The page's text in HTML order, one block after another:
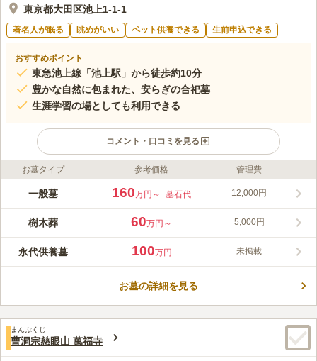
東京都大田区池上1-1-1
著名人が眠る 眺めがいい ペット供養できる 生前申込できる
おすすめポイント
東急池上線「池上駅」から徒歩約10分
豊かな自然に包まれた、安らぎの合祀墓
生涯学習の場としても利用できる
コメント・口コミを見る
ライフドット編集部のコメント
池上本門寺は、東京都大田区にある日蓮宗の大本山です。日蓮宗
とし、古くより由緒ある寺院です。日蓮宗の14ある霊跡寺院の一
つにもなっています。重要文化財の五重塔なども有名で、この塔
ものです。
周辺の環境はいつも手入れがされていてとてもきれいで満足して
います。春には桜が一面に咲いてとてもきれいです。
口コミの続きを読む
お墓タイプ 参考価格 管理費
一般墓 160万円～+墓石代 12,000円
樹木葬 60万円～ 5,000円
永代供養墓 100万円 未掲載
お墓の詳細を見る
まんぷくじ
曹洞宗慈眼山 萬福寺